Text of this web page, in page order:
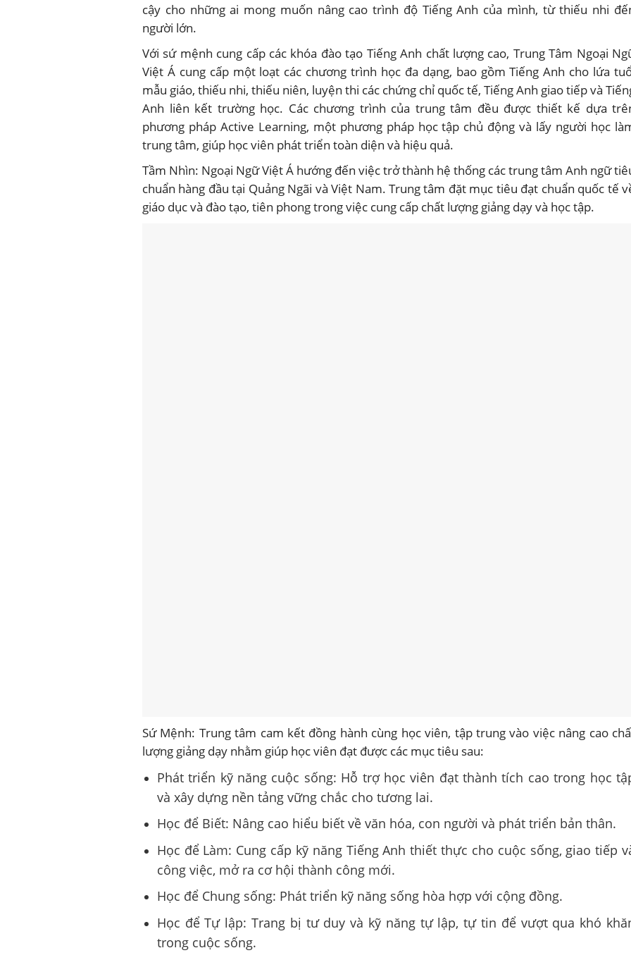
cậy cho những ai mong muốn nâng cao trình độ Tiếng Anh của mình, từ thiếu nhi
người lớn.
Với sứ mệnh cung cấp các khóa đào tạo Tiếng Anh chất lượng cao, Trung Tâm Ngoại
Việt Á cung cấp một loạt các chương trình học đa dạng, bao gồm Tiếng Anh cho lứa
mẫu giáo, thiếu nhi, thiếu niên, luyện thi các chứng chỉ quốc tế, Tiếng Anh giao tiếp và
Anh liên kết trường học. Các chương trình của trung tâm đều được thiết kế dựa
phương pháp Active Learning, một phương pháp học tập chủ động và lấy người học
trung tâm, giúp học viên phát triển toàn diện và hiệu quả.
Tầm Nhìn: Ngoại Ngữ Việt Á hướng đến việc trở thành hệ thống các trung tâm Anh ngữ
chuẩn hàng đầu tại Quảng Ngãi và Việt Nam. Trung tâm đặt mục tiêu đạt chuẩn quốc tế
giáo dục và đào tạo, tiên phong trong việc cung cấp chất lượng giảng dạy và học tập.
Sứ Mệnh: Trung tâm cam kết đồng hành cùng học viên, tập trung vào việc nâng cao
lượng giảng dạy nhằm giúp học viên đạt được các mục tiêu sau:
Phát triển kỹ năng cuộc sống: Hỗ trợ học viên đạt thành tích cao trong học
và xây dựng nền tảng vững chắc cho tương lai.
Học để Biết: Nâng cao hiểu biết về văn hóa, con người và phát triển bản thân.
Học để Làm: Cung cấp kỹ năng Tiếng Anh thiết thực cho cuộc sống, giao tiếp
công việc, mở ra cơ hội thành công mới.
Học để Chung sống: Phát triển kỹ năng sống hòa hợp với cộng đồng.
Học để Tự lập: Trang bị tư duy và kỹ năng tự lập, tự tin để vượt qua khó
trong cuộc sống.